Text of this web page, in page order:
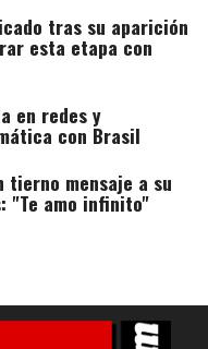
tras su aparición
esta etapa con
en redes y
con Brasil
tierno mensaje a su
"Te amo infinito"